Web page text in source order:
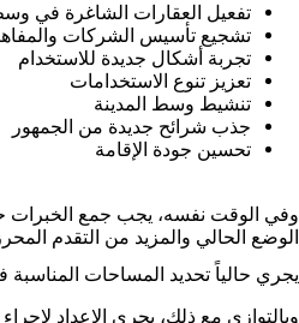
تفعيل العقارات الشاغرة في
تشجيع تأسيس الشركات
تجربة أشكال جديدة للاستخدام
تعزيز تنوع الاستخدامات
تنشيط وسط المدينة
جذب شرائح جديدة من الجمهور
تحسين جودة الإقامة
وفي الوقت نفسه، يجب جمع الخبرات
الوضع الحالي والمزيد من التقدم
يجري حالياً تحديد المساحات
وبالتوازي مع ذلك، يجري الإعداد